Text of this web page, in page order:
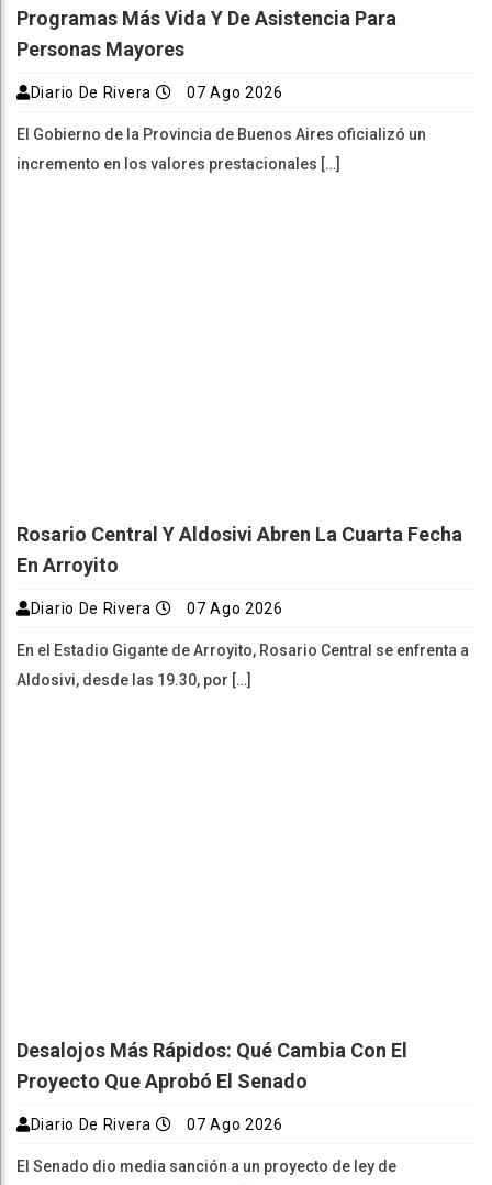
Programas Más Vida Y De Asistencia Para
Personas Mayores
Diario De Rivera 07 Ago 2026
El Gobierno de la Provincia de Buenos Aires oficializó un
incremento en los valores prestacionales […]
Rosario Central Y Aldosivi Abren La Cuarta Fecha
En Arroyito
Diario De Rivera 07 Ago 2026
En el Estadio Gigante de Arroyito, Rosario Central se enfrenta a
Aldosivi, desde las 19.30, por […]
Desalojos Más Rápidos: Qué Cambia Con El
Proyecto Que Aprobó El Senado
Diario De Rivera 07 Ago 2026
El Senado dio media sanción a un proyecto de ley de